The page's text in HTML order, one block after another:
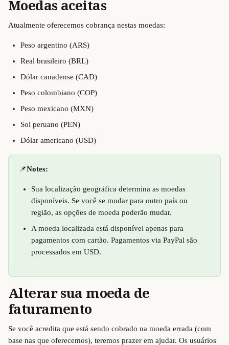
Moedas aceitas
Atualmente oferecemos cobrança nestas moedas:
Peso argentino (ARS)
Real brasileiro (BRL)
Dólar canadense (CAD)
Peso colombiano (COP)
Peso mexicano (MXN)
Sol peruano (PEN)
Dólar americano (USD)
📌Notes:
Sua localização geográfica determina as moedas
disponíveis. Se você se mudar para outro país ou
região, as opções de moeda poderão mudar.
A moeda localizada está disponível apenas para
pagamentos com cartão. Pagamentos via PayPal são
processados em USD.
Alterar sua moeda de
faturamento
Se você acredita que está sendo cobrado na moeda errada (com
base nas que oferecemos), teremos prazer em ajudar. Os usuários